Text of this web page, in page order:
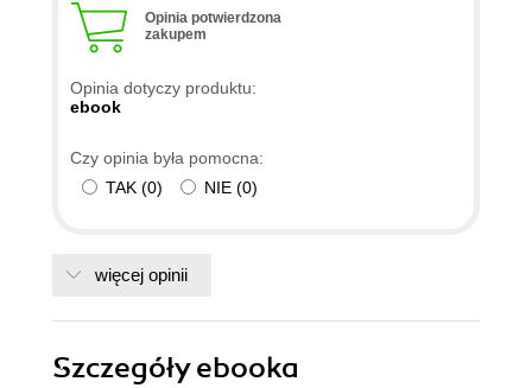
patrząc na to ile czasu zajmie takiej osobie
przewertowanie książki oraz koszt, to myślę, że
polecam
Opinia potwierdzona
zakupem
Opinia dotyczy produktu:
ebook
Czy opinia była pomocna:
TAK (0) NIE (0)
więcej opinii
Szczegółyebooka